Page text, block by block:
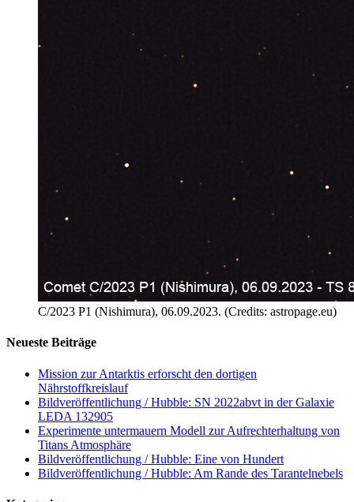
C/2023 P1 (Nishimura), 06.09.2023. (Credits: astropage.eu)
Neueste Beiträge
Mission zur Antarktis erforscht den dortigen
Nährstoffkreislauf
Bildveröffentlichung / Hubble: SN 2022abvt in der Galaxie
LEDA 132905
Experimente untermauern Modell zur Aufrechterhaltung von
Titans Atmosphäre
Bildveröffentlichung / Hubble: Eine von Hundert
Bildveröffentlichung / Hubble: Am Rande des Tarantelnebels